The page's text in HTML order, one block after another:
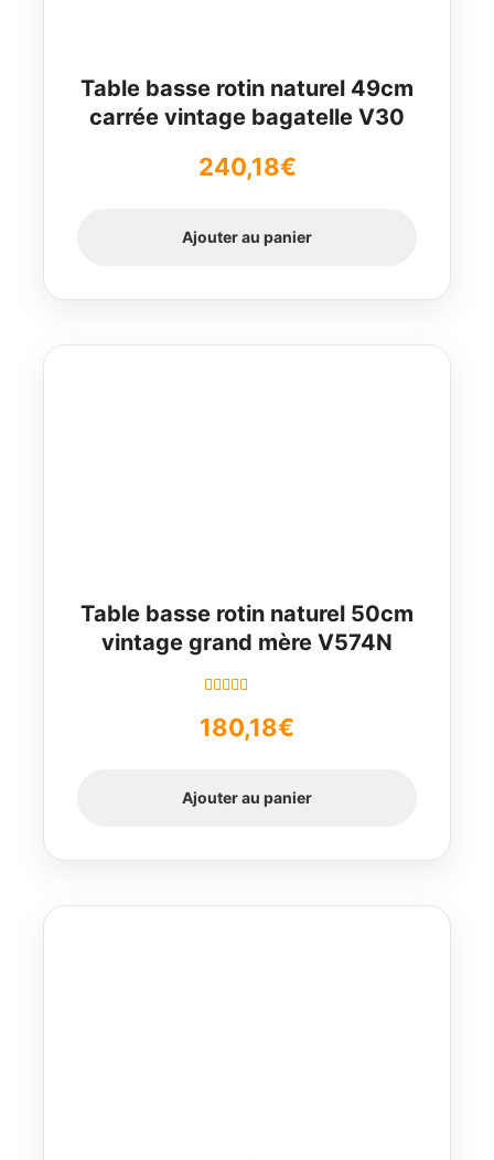
Table basse rotin naturel 49cm
carrée vintage bagatelle V30
240,18€
Ajouter au panier
Table basse rotin naturel 50cm
vintage grand mère V574N
5
180,18€
Ajouter au panier